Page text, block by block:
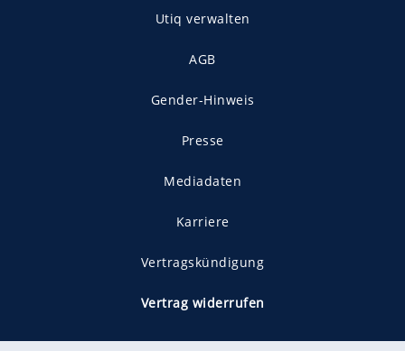
Utiq verwalten
AGB
Gender-Hinweis
Presse
Mediadaten
Karriere
Vertragskündigung
Vertrag widerrufen